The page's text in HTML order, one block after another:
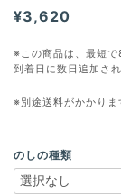
¥3,620
※この商品は、最短
到着日に数日追加さ
※別途送料がかかりま
のしの種類